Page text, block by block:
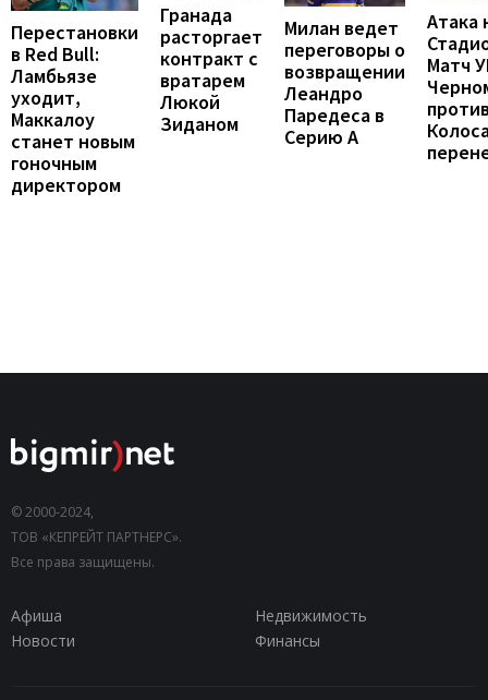
Перестановки
в Red Bull:
Ламбьязе
уходит,
Маккалоу
станет новым
гоночным
директором
Гранада
расторгает
контракт с
вратарем
Люкой
Зиданом
Милан ведет
переговоры о
возвращении
Леандро
Паредеса в
Серию А
Атака
Матч
© 2000-2024,
ТОВ «КЕПРЕЙТ ПАРТНЕРС».
Все права защищены.
Афиша
Недвижимость
Новости
Финансы